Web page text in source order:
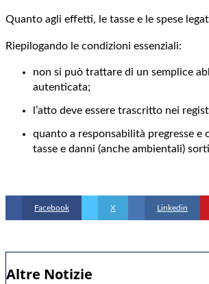
Altre Notizie
Quanto agli effetti, le tasse e le spese
Riepilogando le condizioni essenziali:
non si può trattare di un semplice
autenticata;
l’atto deve essere trascritto nei
quanto a responsabilità pregresse
tasse e danni (anche ambientali)
Facebook X Linkedin